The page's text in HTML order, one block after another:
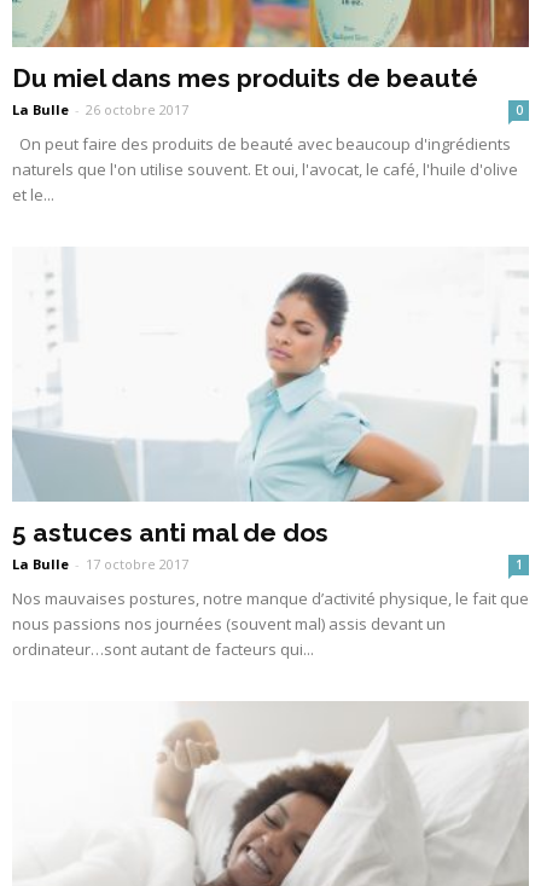
Du miel dans mes produits de beauté
La Bulle - 26 octobre 2017 0
On peut faire des produits de beauté avec beaucoup d'ingrédients
naturels que l'on utilise souvent. Et oui, l'avocat, le café, l'huile d'olive
et le...
5 astuces anti mal de dos
La Bulle - 17 octobre 2017 1
Nos mauvaises postures, notre manque d’activité physique, le fait que
nous passions nos journées (souvent mal) assis devant un
ordinateur…sont autant de facteurs qui...